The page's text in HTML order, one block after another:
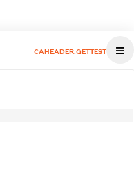
CAHEADER.GETTEST